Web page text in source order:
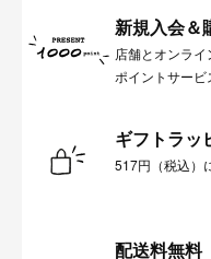
新規入会＆
店舗とオンラ
ポイントサービ
ギフトラッ
517円（税込）
配送料無料